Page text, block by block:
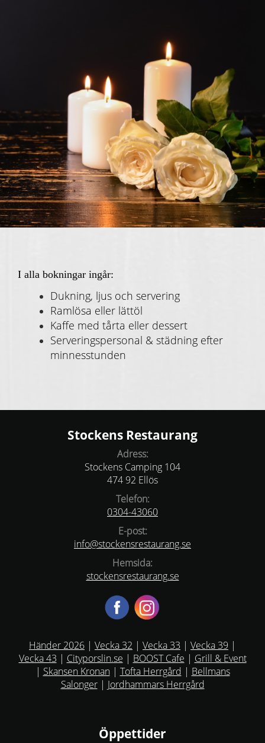
I alla bokningar ingår:
Dukning, ljus och servering
Ramlösa eller lättöl
Kaffe med tårta eller dessert
Serveringspersonal & städning efter
minnesstunden
Stockens Restaurang
Adress:
Stockens Camping 104
474 92 Ellös
Telefon:
0304-43060
E-post:
info@stockensrestaurang.se
Hemsida:
stockensrestaurang.se
Händer 2026 | Vecka 32 | Vecka 33 | Vecka 39 |
Vecka 43 | Cityporslin.se | BOOST Cafe | Grill & Event
| Skansen Kronan| Tofta Herrgård | Bellmans
Salonger| Jordhammars Herrgård
Öppettider